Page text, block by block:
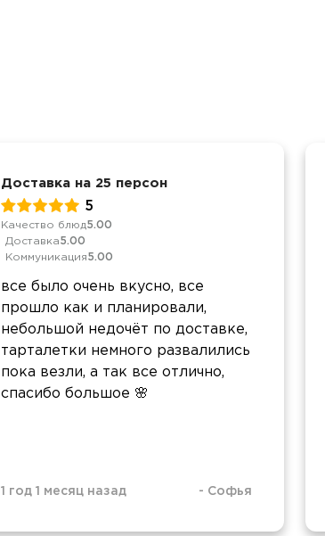
Доставка на 25 персон
5
Качество блюд5.00
Доставка5.00
Коммуникация5.00
все было очень вкусно, все
прошло как и планировали,
небольшой недочёт по доставке,
тарталетки немного развалились
пока везли, а так все отлично,
спасибо большое 🌸
1 год 1 месяц назад - Софья